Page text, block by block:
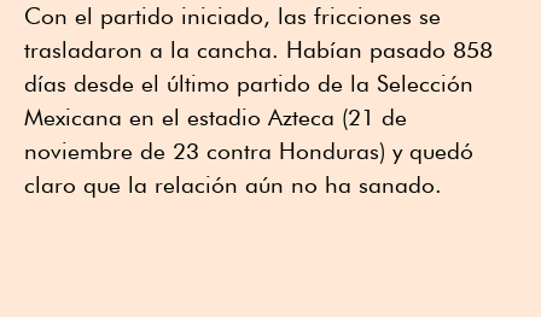
Con el partido iniciado, las fricciones se
trasladaron a la cancha. Habían pasado 858
días desde el último partido de la Selección
Mexicana en el estadio Azteca (21 de
noviembre de 23 contra Honduras) y quedó
claro que la relación aún no ha sanado.